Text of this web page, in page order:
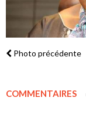
Photo précédente
COMMENTAIRES